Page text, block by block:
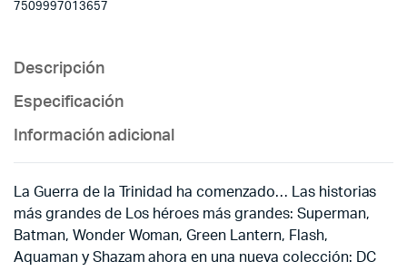
7509997013657
Descripción
Especificación
Información adicional
La Guerra de la Trinidad ha comenzado… Las historias
más grandes de Los héroes más grandes: Superman,
Batman, Wonder Woman, Green Lantern, Flash,
Aquaman y Shazam ahora en una nueva colección: DC